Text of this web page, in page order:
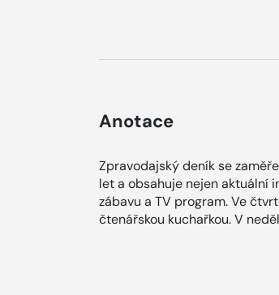
Anotace
Zpravodajský deník se
let a obsahuje nejen aktuální
zábavu a TV program. Ve
čtenářskou kuchařkou. V